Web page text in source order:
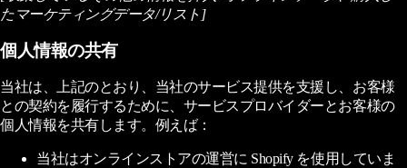
たマーケティングデータ/リスト]
個人情報の共有
当社は、上記のとおり、当社のサービス提供を支援し、お客様
との契約を履行するために、サービスプロバイダーとお客様の
個人情報を共有します。例えば：
当社はオンラインストアの運営に Shopify を使用していま